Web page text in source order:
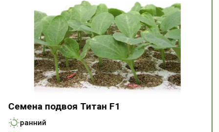
Семена подвоя Титан F1
ранний